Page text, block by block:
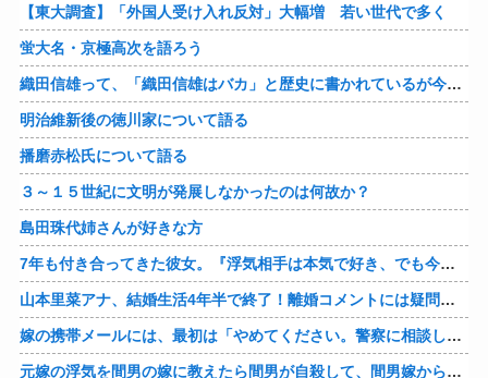
【東大調査】「外国人受け入れ反対」大幅増 若い世代で多く
蛍大名・京極高次を語ろう
織田信雄って、「織田信雄はバカ」と歴史に書かれているが今まで家が残っているんでバカではないよな？
明治維新後の徳川家について語る
播磨赤松氏について語る
３～１５世紀に文明が発展しなかったのは何故か？
島田珠代姉さんが好きな方
7年も付き合ってきた彼女。『浮気相手は本気で好き、でも今の生活は壊したくない。あなたは家族で、浮気相手は恋人。それじゃ駄目なの？』人の心なんて持ってなかったｗ
山本里菜アナ、結婚生活4年半で終了！離婚コメントには疑問の声
嫁の携帯メールには、最初は「やめてください。警察に相談します」とかだったけど、最近は「昨日もすごかった。間君のが中でビクピｋ（ｒｙ」とｗ しかも羽目鳥も満載だった！
元嫁の浮気を間男の嫁に教えたら間男が自殺して、間男嫁から感謝されつつ元嫁に『いつ死ぬの？』と笑顔で言われた衝撃